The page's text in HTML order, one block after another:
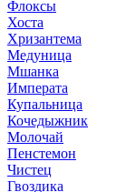
Флоксы
Хоста
Хризантема
Медуница
Мшанка
Императа
Купальница
Кочедыжник
Молочай
Пенстемон
Чистец
Гвоздика